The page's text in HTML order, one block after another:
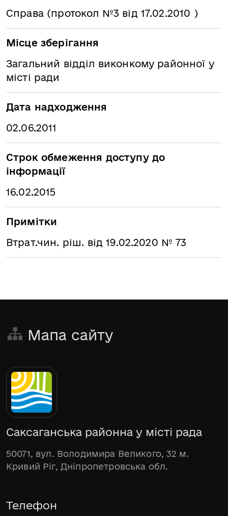
Справа (протокол №3 від 17.02.2010 )
Місце зберігання
Загальний відділ виконкому районної у
місті ради
Дата надходження
02.06.2011
Строк обмеження доступу до
інформації
16.02.2015
Примітки
Втрат.чин. ріш. від 19.02.2020 № 73
Мапа сайту
Саксаганська районна у місті рада
50071, вул. Володимира Великого, 32 м.
Кривий Ріг, Дніпропетровська обл.
Телефон